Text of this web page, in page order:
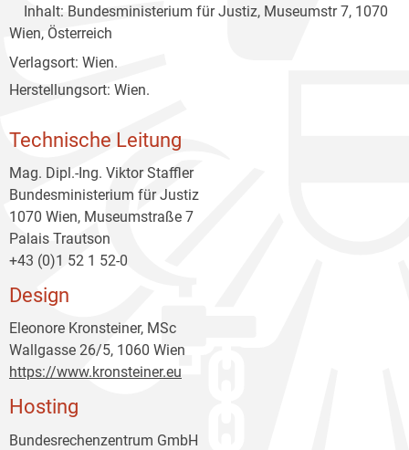
Inhalt: Bundesministerium für Justiz, Museumstr 7, 1070
Wien, Österreich
Verlagsort: Wien.
Herstellungsort: Wien.
Technische Leitung
Mag. Dipl.-Ing. Viktor Staffler
Bundesministerium für Justiz
1070 Wien, Museumstraße 7
Palais Trautson
+43 (0)1 52 1 52-0
Design
Eleonore Kronsteiner, MSc
Wallgasse 26/5, 1060 Wien
https://www.kronsteiner.eu
Hosting
Bundesrechenzentrum GmbH